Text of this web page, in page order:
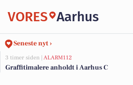
VORES Aarhus
Seneste nyt ›
3 timer siden | ALARM112
Graffitimalere anholdt i Aarhus C